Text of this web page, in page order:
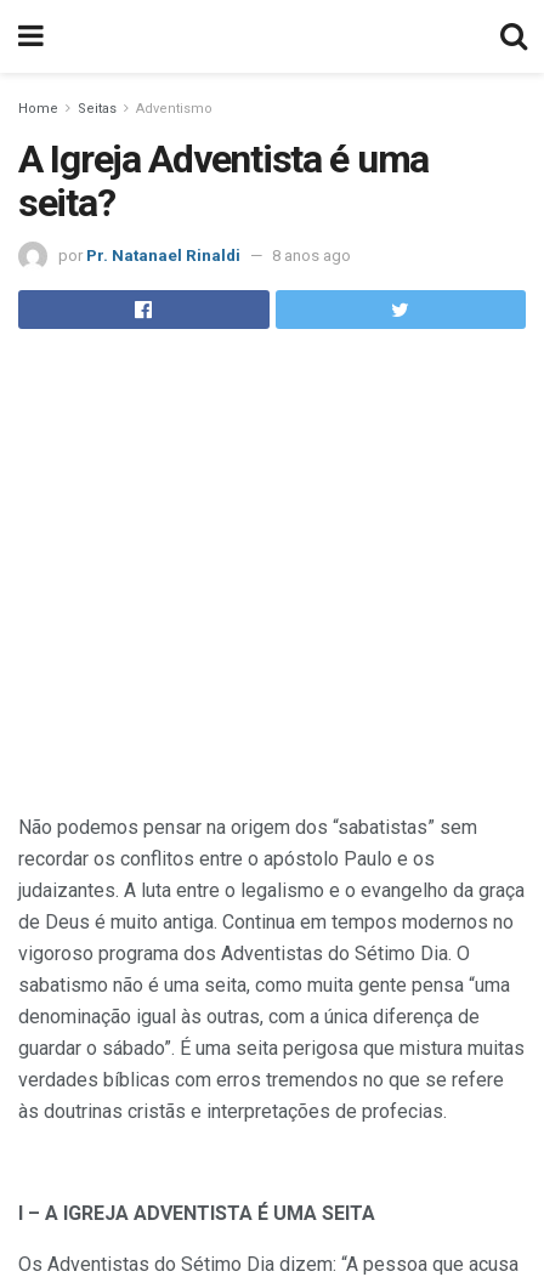
Home Seitas Adventismo
A Igreja Adventista é uma
seita?
por Pr. Natanael Rinaldi 8 anos ago
Não podemos pensar na origem dos “sabatistas” sem
recordar os conflitos entre o apóstolo Paulo e os
judaizantes. A luta entre o legalismo e o evangelho da graça
de Deus é muito antiga. Continua em tempos modernos no
vigoroso programa dos Adventistas do Sétimo Dia. O
sabatismo não é uma seita, como muita gente pensa “uma
denominação igual às outras, com a única diferença de
guardar o sábado”. É uma seita perigosa que mistura muitas
verdades bíblicas com erros tremendos no que se refere
às doutrinas cristãs e interpretações de profecias.
I – A IGREJA ADVENTISTA É UMA SEITA
Os Adventistas do Sétimo Dia dizem: “A pessoa que acusa